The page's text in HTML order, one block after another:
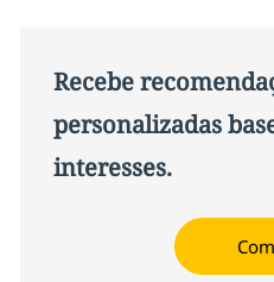
Recebe
personalizadas
interesses.